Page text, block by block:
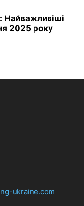
Найважливіші
2025 року
ukraine.com